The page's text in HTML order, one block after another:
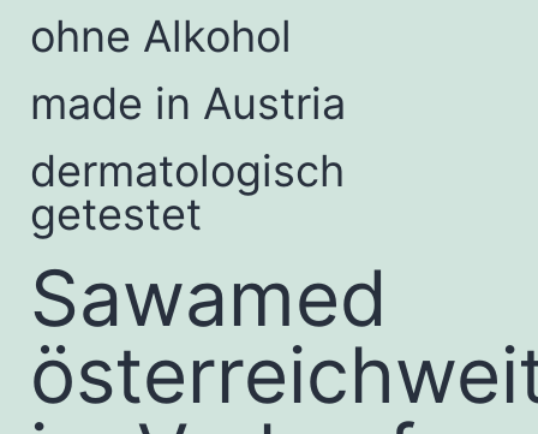
ohne Alkohol
made in Austria
dermatologisch
getestet
Sawamed